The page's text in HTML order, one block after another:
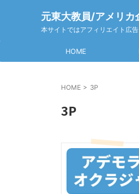
元東大教員/アメリカ
本サイトではアフィリエイト広
HOME
HOME > 3P
3P